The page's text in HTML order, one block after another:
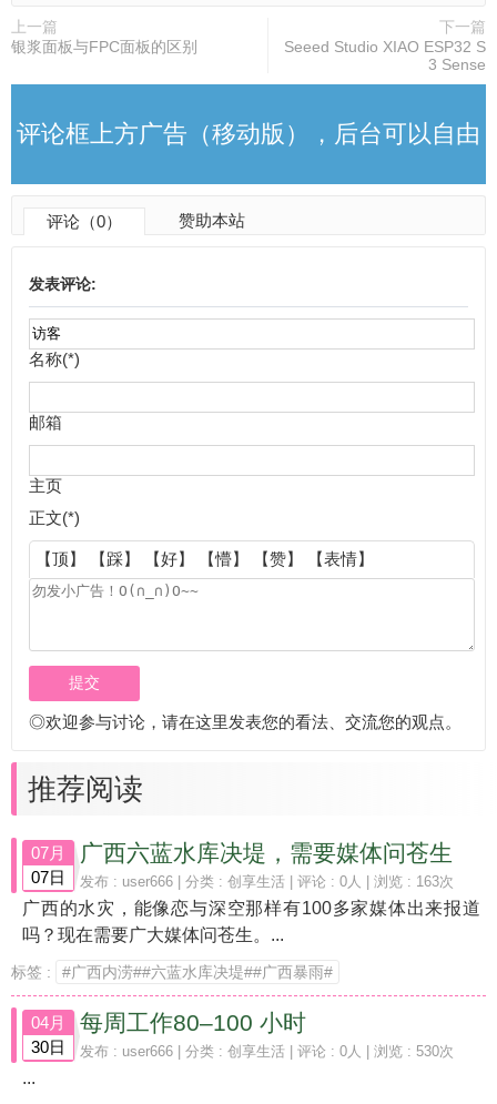
上一篇
银浆面板与FPC面板的区别
下一篇
Seeed Studio XIAO ESP32 S
3 Sense
评论框上方广告（移动版），后台可以自由
更改
评论（0） 赞助本站
发表评论:
名称(*)
邮箱
主页
正文(*)
【顶】 【踩】 【好】 【懵】 【赞】 【表情】
◎欢迎参与讨论，请在这里发表您的看法、交流您的观点。
推荐阅读
07月
07日
广西六蓝水库决堤，需要媒体问苍生
发布 : user666 | 分类 : 创享生活 | 评论 : 0人 | 浏览 : 163次
广西的水灾，能像恋与深空那样有100多家媒体出来报道
吗？现在需要广大媒体问苍生。...
标签 : #广西内涝##六蓝水库决堤##广西暴雨#
04月
30日
每周工作80–100 小时
发布 : user666 | 分类 : 创享生活 | 评论 : 0人 | 浏览 : 530次
...